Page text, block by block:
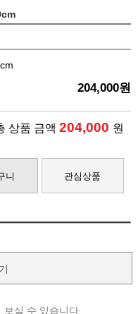
204,000원
상품 금액 204,000 원
니 관심상품
보실 수 있습니다